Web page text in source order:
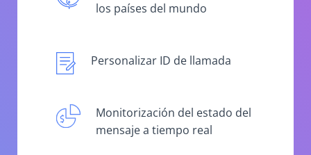
los países del mundo
Personalizar ID de llamada
Monitorización del estado del
mensaje a tiempo real